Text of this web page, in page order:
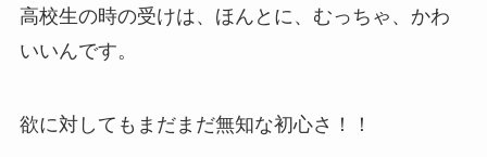
高校生の時の受けは、ほんとに、むっちゃ、かわ
いいんです。
欲に対してもまだまだ無知な初心さ！！